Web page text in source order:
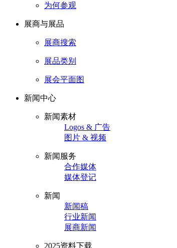
为何参观
展商与展品
展商搜索
展品类别
展会平面图
新闻中心
新闻素材
Logos & 广告
图片 & 视频
新闻服务
合作媒体
媒体登记
新闻
新闻稿
行业新闻
展商新闻
2025资料下载